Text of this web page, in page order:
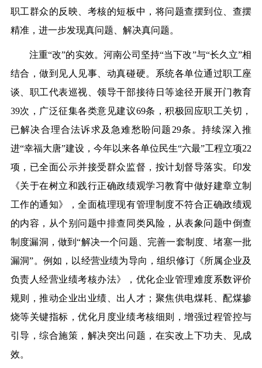
职工群众的反映、考核的短板中，将问题查摆到位、查摆
精准，进一步发现真问题、解决真问题。
注重“改”的实效。河南公司坚持“当下改”与“长久立”相
结合，做到见人见事、动真碰硬。系统各单位通过职工座
谈、职工代表巡视、领导干部接待日等途径开展开门教育
39次，广泛征集各类意见建议69条，积极回应职工关切，
已解决合理合法诉求及急难愁盼问题29条。持续深入推
进“幸福大唐”建设，今年以来各单位民生“六最”工程立项22
项，已全面公示并接受群众监督，按计划督导落实。印发
《关于在树立和践行正确政绩观学习教育中做好建章立制
工作的通知》，全面梳理现有管理制度不符合正确政绩观
的内容，从个别问题中排查同类风险，从表象问题中倒查
制度漏洞，做到“解决一个问题、完善一套制度、堵塞一批
漏洞”。例如，以经营业绩为导向，组织修订《所属企业及
负责人经营业绩考核办法》，优化企业管理难度系数评价
规则，推动企业出业绩、出人才；聚焦供电煤耗、配煤掺
烧等关键指标，优化月度业绩考核细则，增强过程管控与
引导，综合施策，解决突出问题，在实改上下功夫、见成
效。